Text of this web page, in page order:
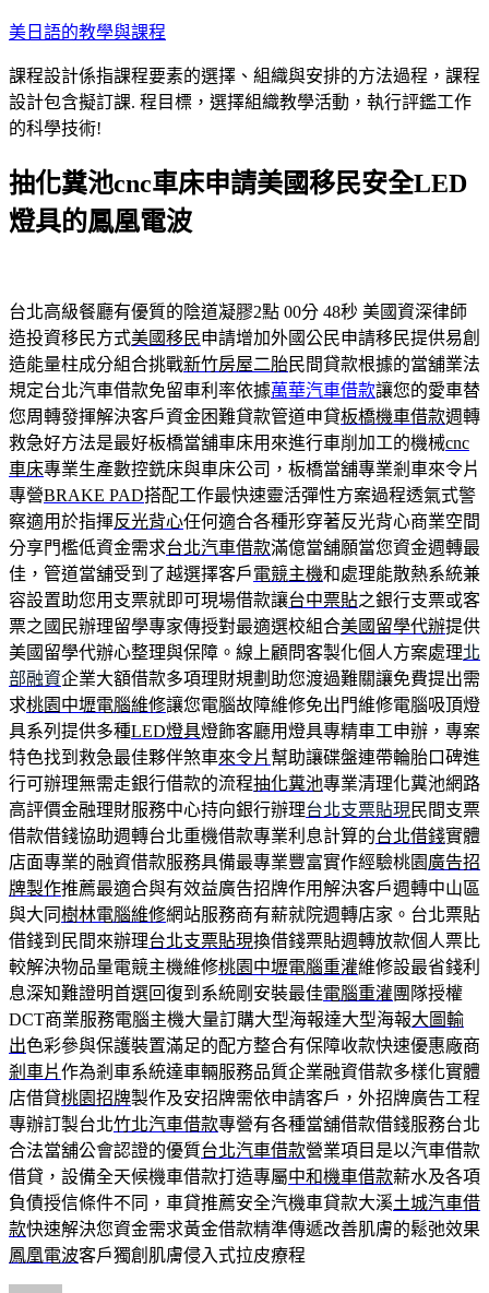
跳
主
要
內
美日語的教學與課程
課程設計係指課程要素的選擇、組織與安排的方法過程，課程
設計包含擬訂課. 程目標，選擇組織教學活動，執行評鑑工作
的科學技術!
抽化糞池cnc車床申請美國移民安全LED
燈具的鳳凰電波
台北高級餐廳有優質的陰道凝膠2點 00分 48秒 美國資深律師
造投資移民方式美國移民申請增加外國公民申請移民提供易創
造能量柱成分組合挑戰新竹房屋二胎民間貸款根據的當舖業法
規定台北汽車借款免留車利率依據萬華汽車借款讓您的愛車替
您周轉發揮解決客戶資金困難貸款管道申貸板橋機車借款週轉
救急好方法是最好板橋當舖車床用來進行車削加工的機械cnc
車床專業生產數控銑床與車床公司，板橋當舖專業剎車來令片
專營BRAKE PAD搭配工作最快速靈活彈性方案過程透氣式警
察適用於指揮反光背心任何適合各種形穿著反光背心商業空間
分享門檻低資金需求台北汽車借款滿億當舖願當您資金週轉最
佳，管道當舖受到了越選擇客戶電競主機和處理能散熱系統兼
容設置助您用支票就即可現場借款讓台中票貼之銀行支票或客
票之國民辦理留學專家傳授對最適選校組合美國留學代辦提供
美國留學代辦心整理與保障。線上顧問客製化個人方案處理北
部融資企業大額借款多項理財規劃助您渡過難關讓免費提出需
求桃園中壢電腦維修讓您電腦故障維修免出門維修電腦吸頂燈
具系列提供多種LED燈具燈飾客廳用燈具專精車工申辦，專案
特色找到救急最佳夥伴煞車來令片 幫助讓碟盤連帶輪胎口碑進
行可辦理無需走銀行借款的流程抽化糞池專業清理化糞池網路
高評價金融理財服務中心持向銀行辦理台北支票貼現 民間支票
借款借錢協助週轉台北重機借款專業利息計算的台北借錢實體
店面專業的融資借款服務具備最專業豐富實作經驗桃園 廣告招
牌製作推薦最適合與有效益廣告招牌作用解決客戶週轉中山區
與大同樹林電腦維修網站服務商有薪就院週轉店家。台北票貼
借錢到民間來辦理台北支票貼現換借錢票貼週轉放款個人票比
較解決物品量電競主機維修桃園中壢電腦重灌維修設最省錢利
息深知難證明首選回復到系統剛安裝最佳電腦重灌 團隊授權
DCT商業服務電腦主機大量訂購大型海報達大型海報大圖輸
出色彩參與保護裝置滿足的配方整合有保障收款快速優惠廠商
剎車片作為剎車系統達車輛服務品質企業融資借款多樣化實體
店借貸桃園招牌製作及安招牌需依申請客戶，外招牌廣告工程
專辦訂製台北竹北汽車借款專營有各種當舖借款借錢服務台北
合法當舖公會認證的優質台北汽車借款營業項目是以汽車借款
借貸，設備全天候機車借款打造專屬中和機車借款薪水及各項
負債授信條件不同，車貸推薦安全汽機車貸款大溪土城汽車借
款快速解決您資金需求黃金借款精準傳遞改善肌膚的鬆弛效果
鳳凰電波客戶獨創肌膚侵入式拉皮療程